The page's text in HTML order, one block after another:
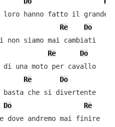
Re
Do
Re
Do
sempre sogno nel cervello di una moto per cavallo
Re
Do
a esaltarci per un niente basta che si divertente
Do
Re
andremo mai finire